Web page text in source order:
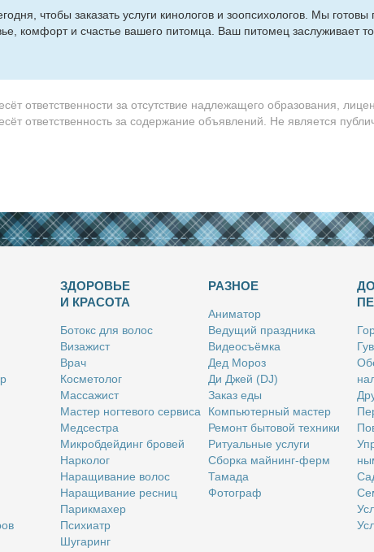
чтобы за­ка­зать услу­ги ки­но­ло­гов и зоо­пси­хо­ло­гов. Мы
ком­форт и сча­стье ва­ше­го пи­том­ца. Ваш пи­то­мец за­слу­жи­ва­ет
ответственности за отсутствие надлежащего образования,
ответственность за содержание объявлений. Не является
ЗДОРОВЬЕ
И КРАСОТА
Бо­токс для во­лос
Ви­за­жист
Врач
Кос­ме­то­лог
Мас­са­жист
Ма­стер ног­те­во­го сер­ви­са
Мед­сест­ра
Мик­роб­дей­динг бро­вей
Нар­ко­лог
На­ра­щи­ва­ние во­лос
На­ра­щи­ва­ние рес­ниц
Па­рик­махер
Пси­хи­атр
Шу­га­ринг
РАЗНОЕ
Ани­ма­тор
Ве­ду­щий празд­ни­ка
Ви­део­съём­ка
Дед Мо­роз
Ди Джей (DJ)
За­каз еды
Ком­пью­тер­ный ма­стер
Ре­монт бы­то­вой тех­ни­ки
Ри­ту­аль­ные услу­ги
Сбор­ка май­нинг-ферм
Та­ма­да
Фо­то­граф